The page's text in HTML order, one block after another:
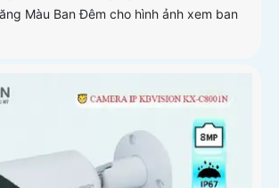
Màu Ban Đêm cho hình ảnh xem ban